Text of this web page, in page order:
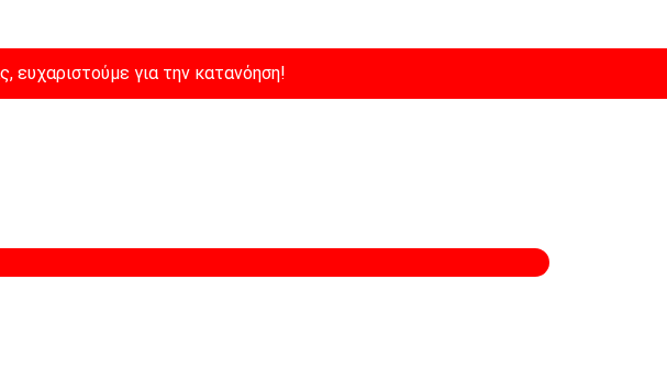
ευχαριστούμε για την κατανόηση!